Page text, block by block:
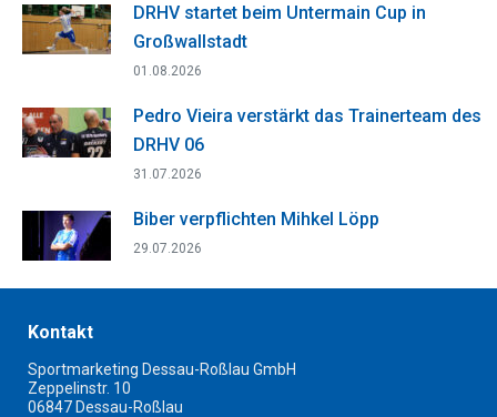
DRHV startet beim Untermain Cup in
Großwallstadt
01.08.2026
Pedro Vieira verstärkt das Trainerteam des
DRHV 06
31.07.2026
Biber verpflichten Mihkel Löpp
29.07.2026
Kontakt
Sportmarketing Dessau-Roßlau GmbH
Zeppelinstr. 10
06847 Dessau-Roßlau